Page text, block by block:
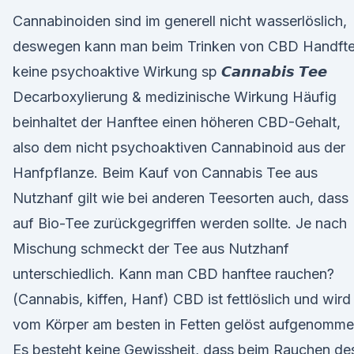
Cannabinoiden sind im generell nicht wasserlöslich,
deswegen kann man beim Trinken von CBD
keine psychoaktive Wirkung sp 𝘾𝙖𝙣𝙣𝙖𝙗𝙞𝙨 𝙏𝙚𝙚
Decarboxylierung & medizinische Wirkung Häufig
beinhaltet der Hanftee einen höheren CBD-Gehalt,
also dem nicht psychoaktiven Cannabinoid aus der
Hanfpflanze. Beim Kauf von Cannabis Tee aus
Nutzhanf gilt wie bei anderen Teesorten auch, dass
auf Bio-Tee zurückgegriffen werden sollte. Je nach
Mischung schmeckt der Tee aus Nutzhanf
unterschiedlich. Kann man CBD hanftee rauchen?
(Cannabis, kiffen, Hanf) CBD ist fettlöslich und wird
vom Körper am besten in Fetten gelöst
Es besteht keine Gewissheit, dass beim Rauchen